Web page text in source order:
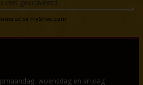
niet geactiveerd
by myShop.com
maandag, woensdag en vrijdag